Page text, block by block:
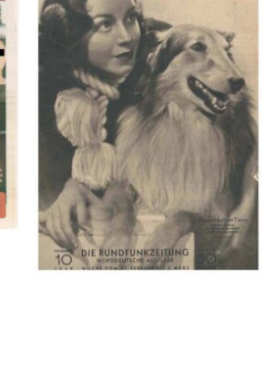
HÖR ZU! – 1949, NUMMER 10,
Woche vom 27. Februar bis 05.
März